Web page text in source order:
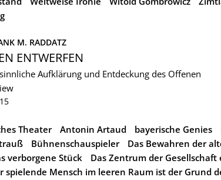
M. RADDATZ
ENTWERFEN
Aufklärung und Entdeckung des Offenen
Theater
Antonin Artaud bayerische Genies
Bühnenschauspieler
Das Bewahren der
verborgene Stück
Das Zentrum der Gesellschaft
spielende Mensch im leeren Raum ist der Grund